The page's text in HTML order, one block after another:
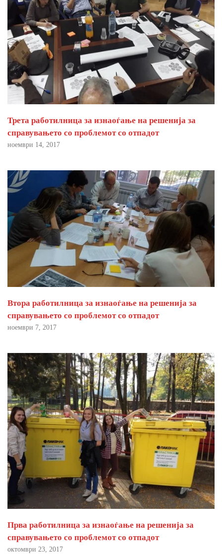
Трета работилница за изнаоѓање на решенија за
справувањето со проблемот со отпадот
ноември 14, 2017
Втора работилница за изнаоѓање на решенија за
справувањето со проблемот со отпадот
ноември 7, 2017
Прва работилница за изнаоѓање на решенија за
справувањето со проблемот со отпадот
октомври 23, 2017